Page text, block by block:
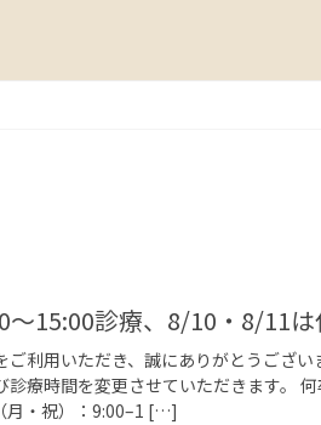
〜15:00診療、8/10・8/11
ご利用いただき、誠にありがとうござい
診療時間を変更させていただきます。
月・祝）：9:00–1 […]